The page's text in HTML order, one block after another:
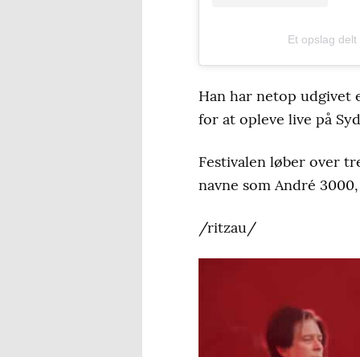
Et opslag
Han har netop udgivet
for at opleve live på
Festivalen løber over
navne som André
/ritzau/